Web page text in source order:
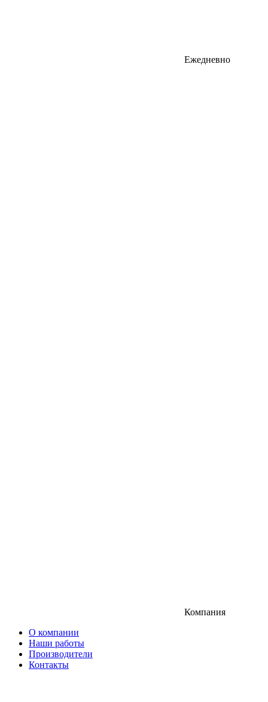
Ежедневно
Компания
О компании
Наши работы
Производители
Контакты